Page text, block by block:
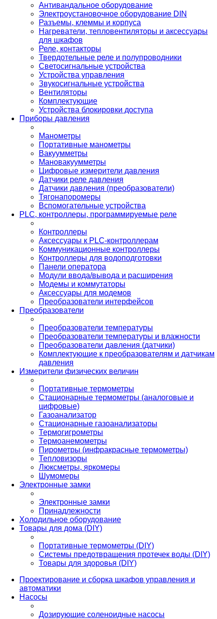
Антивандальное оборудование
Электроустановочное оборудование DIN
Разъемы, клеммы и корпуса
Нагреватели, тепловентиляторы и аксессуары
для шкафов
Реле, контакторы
Твердотельные реле и полупроводники
Светосигнальные устройства
Устройства управления
Звукосигнальные устройства
Вентиляторы
Комплектующие
Устройства блокировки доступа
Приборы давления
Манометры
Портативные манометры
Вакуумметры
Мановакуумметры
Цифровые измерители давления
Датчики реле давления
Датчики давления (преобразователи)
Тягонапоромеры
Вспомогательные устройства
PLС, контроллеры, программируемые реле
Контроллеры
Аксессуары к PLC-контроллерам
Коммуникационные контроллеры
Контроллеры для водоподготовки
Панели оператора
Модули ввода/вывода и расширения
Модемы и коммутаторы
Аксессуары для модемов
Преобразователи интерфейсов
Преобразователи
Преобразователи температуры
Преобразователи температуры и влажности
Преобразователи давления (датчики)
Комплектующие к преобразователям и датчикам
давления
Измерители физических величин
Портативные термометры
Стационарные термометры (аналоговые и
цифровые)
Газоанализатор
Стационарные газоанализаторы
Термогигрометры
Термоанемометры
Пирометры (инфракрасные термометры)
Тепловизоры
Люксметры, яркомеры
Шумомеры
Электронные замки
Электронные замки
Принадлежности
Холодильное оборудование
Товары для дома (DIY)
Портативные термометры (DIY)
Системы предотвращения протечек воды (DIY)
Товары для здоровья (DIY)
Проектирование и сборка шкафов управления и
автоматики
Насосы
Дозирующие соленоидные насосы